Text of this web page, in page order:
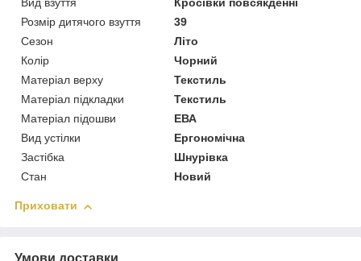
Вид взуття
Кросівки повсякденні
Розмір дитячого взуття
39
Сезон
Літо
Колір
Чорний
Матеріал верху
Текстиль
Матеріал підкладки
Текстиль
Матеріал підошви
ЕВА
Вид устілки
Ергономічна
Застібка
Шнурівка
Стан
Новий
Приховати